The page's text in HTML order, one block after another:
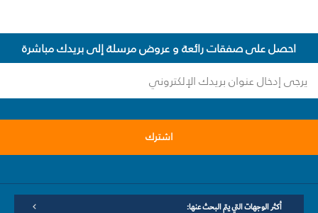
احصل على صفقات رائعة و عروض مرسلة إلى بريدك مباشرة
اشترك
أكثر الوجهات التي يتم البحث عنها: